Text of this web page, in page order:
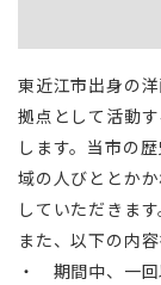
東近江市出身の
拠点として活動
します。当市の
域の人びととか
していただきます
また、以下の内
・ 期間中、一回